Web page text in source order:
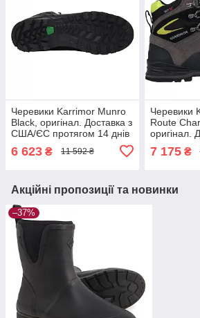
Черевики Karrimor Munro
Black, оригінал. Доставка з
США/ЄС протягом 14 днів
6 623 ₴ 11 592 ₴
Черевики
Route
оригінал.
7 175₴
Акційні пропозиції та новинки
–37%